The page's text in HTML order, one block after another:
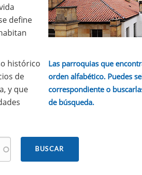
define
histórico
de
y que
Las parroquias que
orden alfabético. Puedes
correspondiente o
de búsqueda.